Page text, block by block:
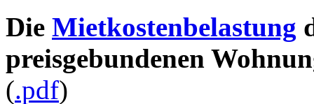
Die Mietkostenbelastung
preisgebundenen
(.pdf)